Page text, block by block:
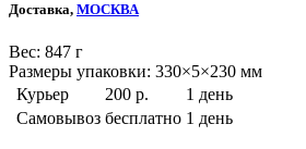
Доставка, МОСКВА
Веc: 847 г
Размеры упаковки: 330×5×230 мм
Курьер
200 р.
1 день
Самовывоз бесплатно 1 день